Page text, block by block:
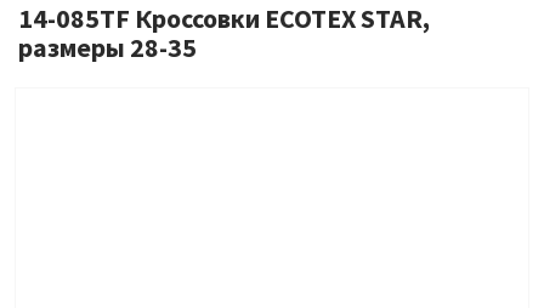
14-085TF Кроссовки ECOTEX STAR,
размеры 28-35